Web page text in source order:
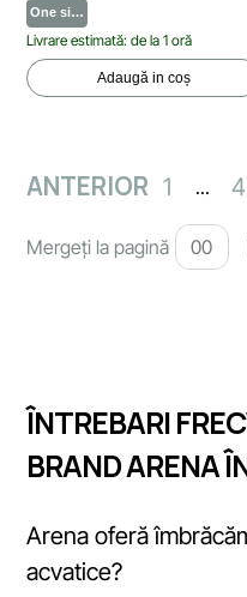
One si…
Livrare estimată: de la 1 oră
Adaugă in coș
ANTERIOR 1 ... 4
Mergeți la pagină
ÎNTREBARI
BRAND ARENA
Arena oferă
acvatice?